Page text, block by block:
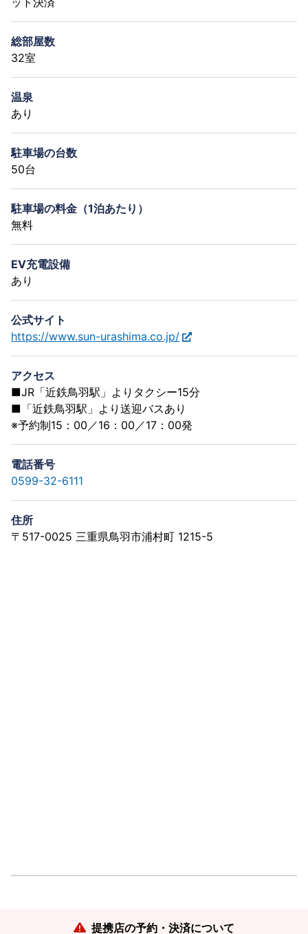
総部屋数
32室
温泉
あり
駐車場の台数
50台
駐車場の料金（1泊あたり）
無料
EV充電設備
あり
公式サイト
https://www.sun-urashima.co.jp/
アクセス
■JR「近鉄鳥羽駅」よりタクシー15分
■「近鉄鳥羽駅」より送迎バスあり
※予約制15：00／16：00／17：00発
電話番号
0599-32-6111
住所
〒517-0025 三重県鳥羽市浦村町 1215-5
提携店の予約・決済について